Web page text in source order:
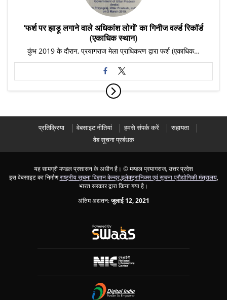
‘फर्श पर झाड़ू लगाने वाले अधिकांश लोगों’ का गिनीज वर्ल्ड रिकॉर्ड
(एकाधिक स्थान)
कुंभ 2019 के दौरान, प्रयागराज मेला प्राधिकरण द्वारा फर्श (एकाधिक…
प्रतिक्रिया वेबसाइट नीतियां हमसे संपर्क करें
सहायता
वेब सूचना प्रबंधक
यह सामग्री मण्डल प्रशासन के अधीन है। © मण्डल प्रयागराज, उत्तर प्रदेश
इस वेबसाइट का निर्माणराष्ट्रीय सूचना विज्ञान केन्द्र,इलेक्ट्रानिक्स एवं सूचना प्रौद्योगिकी मंत्रालय,
भारत सरकार द्वारा किया गया है।
अंतिम अद्यतन:जुलाई 12, 2021